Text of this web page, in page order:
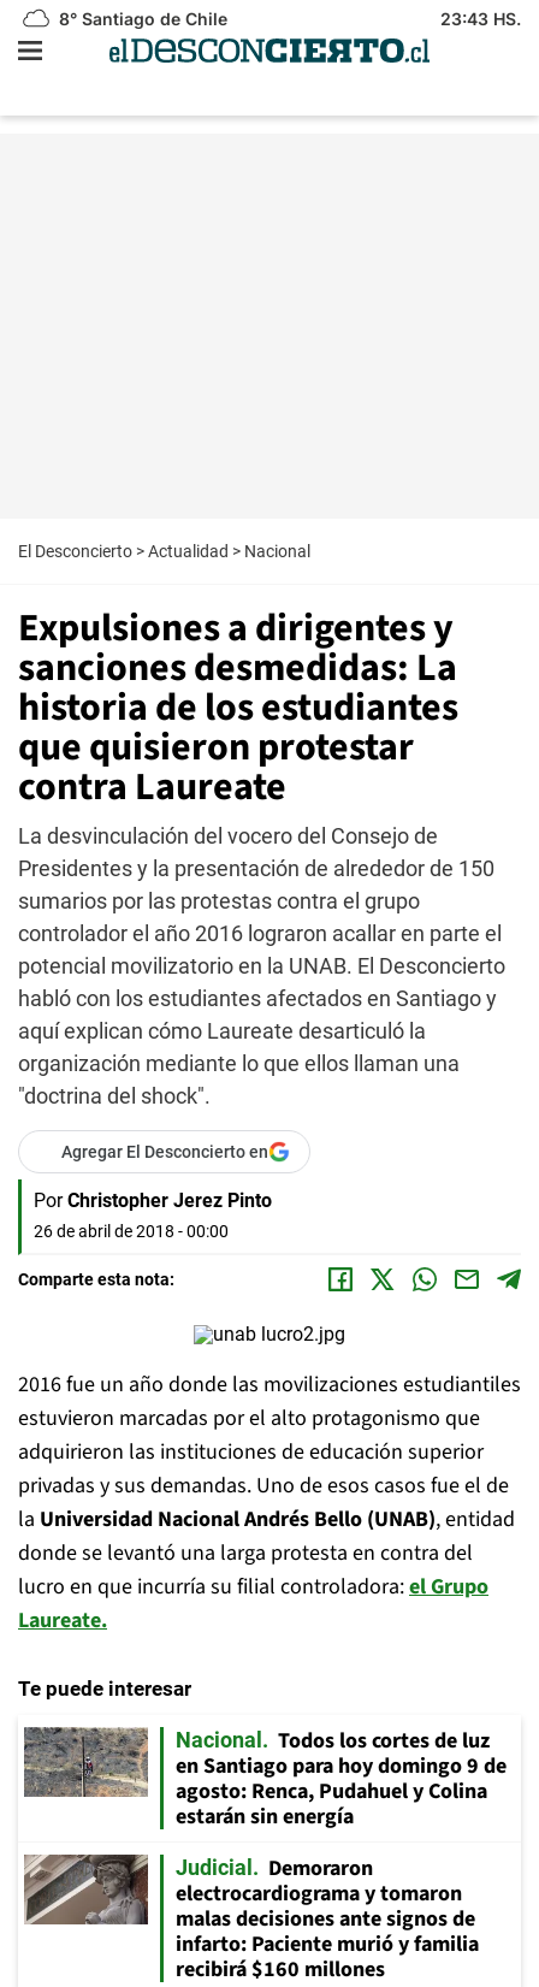
8° Santiago de Chile 23:43 HS.
El Desconcierto >Actualidad > Nacional
Expulsiones a dirigentes y
sanciones desmedidas: La
historia de los estudiantes
que quisieron protestar
contra Laureate
La desvinculación del vocero del Consejo de
Presidentes y la presentación de alrededor de 150
sumarios por las protestas contra el grupo
controlador el año 2016 lograron acallar en parte el
potencial movilizatorio en la UNAB. El Desconcierto
habló con los estudiantes afectados en Santiago y
aquí explican cómo Laureate desarticuló la
organización mediante lo que ellos llaman una
"doctrina del shock".
Agregar El Desconcierto en
Por Christopher Jerez Pinto
26 de abril de 2018 - 00:00
Comparte esta nota:
2016 fue un año donde las movilizaciones estudiantiles
estuvieron marcadas por el alto protagonismo que
adquirieron las instituciones de educación superior
privadas y sus demandas. Uno de esos casos fue el de
la Universidad Nacional Andrés Bello (UNAB), entidad
donde se levantó una larga protesta en contra del
lucro en que incurría su filial controladora:el Grupo
Laureate.
Te puede interesar
Nacional
Todos los cortes de luz
en Santiago para hoy domingo 9 de
agosto: Renca, Pudahuel y Colina
estarán sin energía
Judicial
Demoraron
electrocardiograma y tomaron
malas decisiones ante signos de
infarto: Paciente murió y familia
recibirá $160 millones